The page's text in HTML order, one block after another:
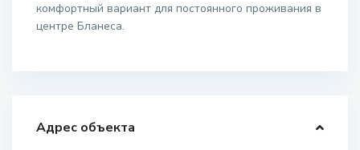
комфортный вариант для постоянного проживания в
центре Бланеса.
Адрес объекта